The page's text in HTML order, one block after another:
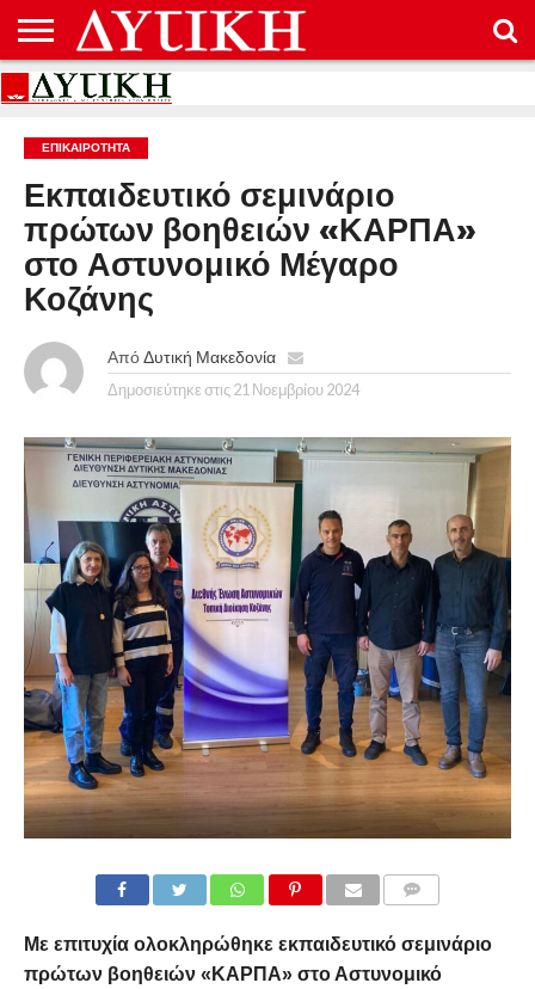
ΑΡΧΙΚΉ
ΕΠΙΚΟΙΝΩΝΊΑ
ΌΡΟΙ
ΠΡΟΣΤΑΣΊΑ
ΔΕΔΟΜΈΝΩΝ
ΕΠΙΚΑΙΡΟΤΗΤΑ
Εκπαιδευτικό σεμινάριο
πρώτων βοηθειών «ΚΑΡΠΑ»
στο Αστυνομικό Μέγαρο
Κοζάνης
Από Δυτική Μακεδονία
Δημοσιεύτηκε στις 21 Νοεμβρίου 2024
Με επιτυχία ολοκληρώθηκε εκπαιδευτικό σεμινάριο
πρώτων βοηθειών «ΚΑΡΠΑ» στο Αστυνομικό